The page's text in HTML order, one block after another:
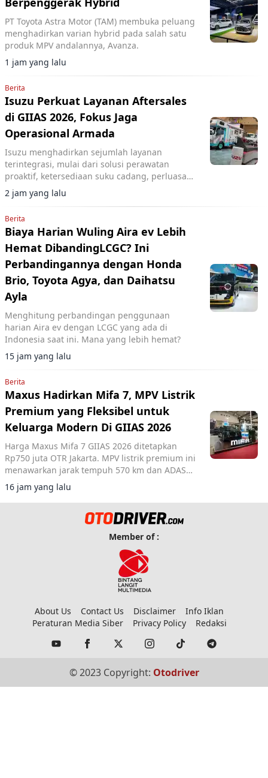
PT Toyota Astra Motor (TAM) membuka peluang
menghadirkan varian hybrid pada salah satu
produk MPV andalannya, Avanza.
1 jam yang lalu
Berita
Isuzu Perkuat Layanan Aftersales
di GIIAS 2026, Fokus Jaga
Operasional Armada
Isuzu menghadirkan sejumlah layanan
terintegrasi, mulai dari solusi perawatan
proaktif, ketersediaan suku cadang, perluasan
jaringan layanan, hingga pemanfaatan
teknologi.
2 jam yang lalu
Berita
Biaya Harian Wuling Aira ev Lebih
Hemat DibandingLCGC? Ini
Perbandingannya dengan Honda
Brio, Toyota Agya, dan Daihatsu
Ayla
Menghitung perbandingan penggunaan
harian Aira ev dengan LCGC yang ada di
Indonesia saat ini. Mana yang lebih hemat?
15 jam yang lalu
Berita
Maxus Hadirkan Mifa 7, MPV Listrik
Premium yang Fleksibel untuk
Keluarga Modern Di GIIAS 2026
Harga Maxus Mifa 7 GIIAS 2026 ditetapkan
Rp750 juta OTR Jakarta. MPV listrik premium ini
menawarkan jarak tempuh 570 km dan ADAS
Level 2+.
16 jam yang lalu
Member of :
About Us Contact Us Disclaimer
Info Iklan
Peraturan Media Siber
Privacy Policy Redaksi
© 2023 Copyright: Otodriver